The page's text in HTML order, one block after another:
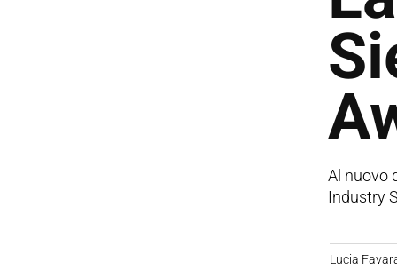
Al nuovo
Industry
Lucia